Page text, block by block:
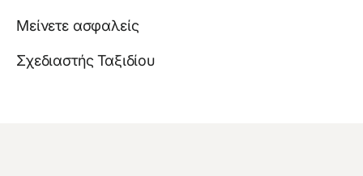
Μείνετε ασφαλείς
Σχεδιαστής Ταξιδίου